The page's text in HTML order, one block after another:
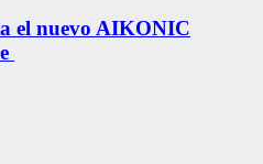
el nuevo AIKONIC